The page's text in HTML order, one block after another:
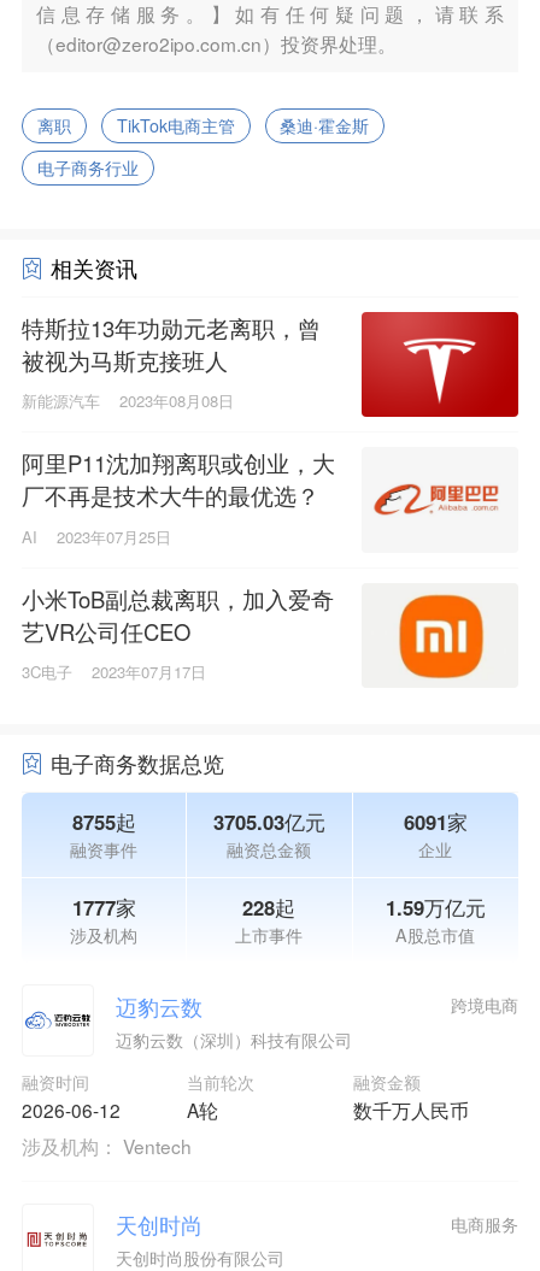
信息存储服务。】如有任何疑问题，请联系
（editor@zero2ipo.com.cn）投资界处理。
离职 TikTok电商主管
桑迪·霍金斯
电子商务行业
相关资讯
特斯拉13年功勋元老离职，曾
被视为马斯克接班人
新能源汽车 2023年08月08日
阿里P11沈加翔离职或创业，大
厂不再是技术大牛的最优选？
AI 2023年07月25日
小米ToB副总裁离职，加入爱奇
艺VR公司任CEO
3C电子 2023年07月17日
电子商务数据总览
8755起
融资事件
3705.03亿元
融资总金额
6091家
企业
1777家
涉及机构
228起
上市事件
1.59万亿元
A股总市值
迈豹云数
迈豹云数（深圳）科技有限公司
融资时间
2026-06-12
当前轮次
A轮
融资金额
数千万人民币
跨境电商
涉及机构： Ventech
天创时尚
天创时尚股份有限公司
电商服务